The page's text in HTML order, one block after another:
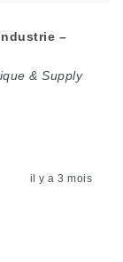
–
& Supply
il y a 3 mois